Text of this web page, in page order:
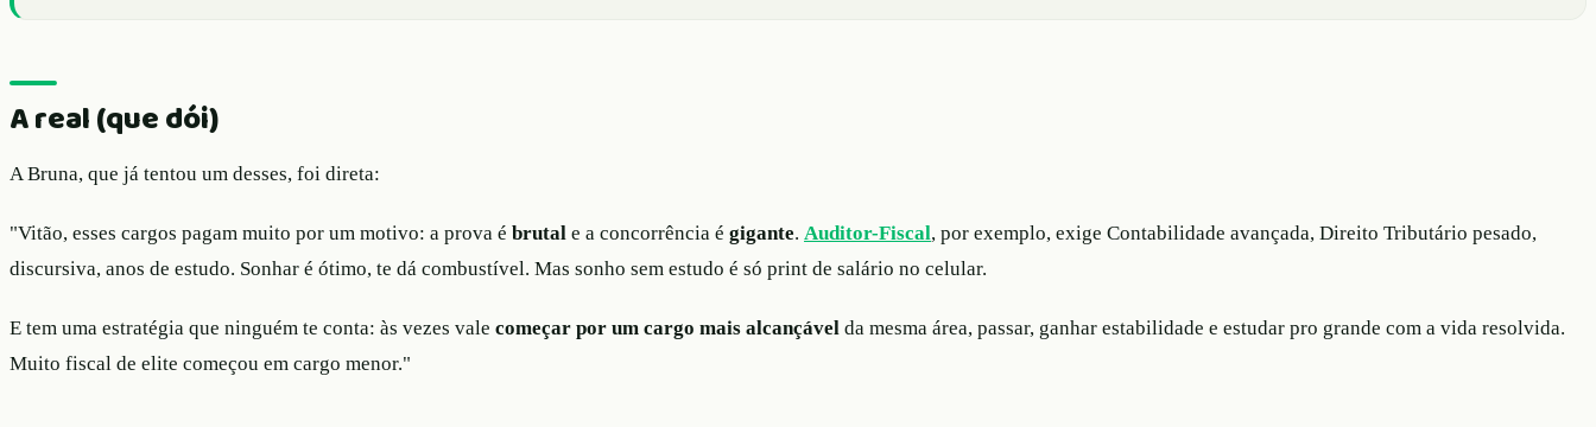
A real (que dói)
A Bruna, que já tentou um desses, foi direta:
"Vitão, esses cargos pagam muito por um motivo: a prova é brutal e a concorrência é gigante. Auditor-Fiscal, por exemplo, exige Contabilidade avançada, Direito Tributário pesado,
discursiva, anos de estudo. Sonhar é ótimo, te dá combustível. Mas sonho sem estudo é só print de salário no celular.
E tem uma estratégia que ninguém te conta: às vezes vale começar por um cargo mais alcançável da mesma área, passar, ganhar estabilidade e estudar pro grande com a vida resolvida.
Muito fiscal de elite começou em cargo menor."